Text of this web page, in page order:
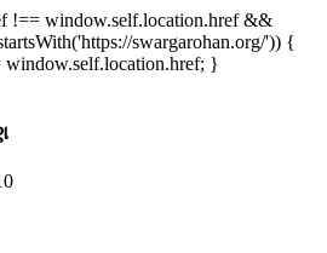
!== window.self.location.href &&
swargarohan.org/')) {
}